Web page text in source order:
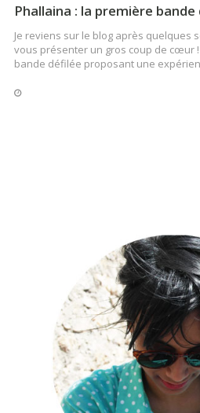
Phallaina : la première
Je reviens sur le blog après quelques
vous présenter un gros coup de cœur !
bande défilée proposant une